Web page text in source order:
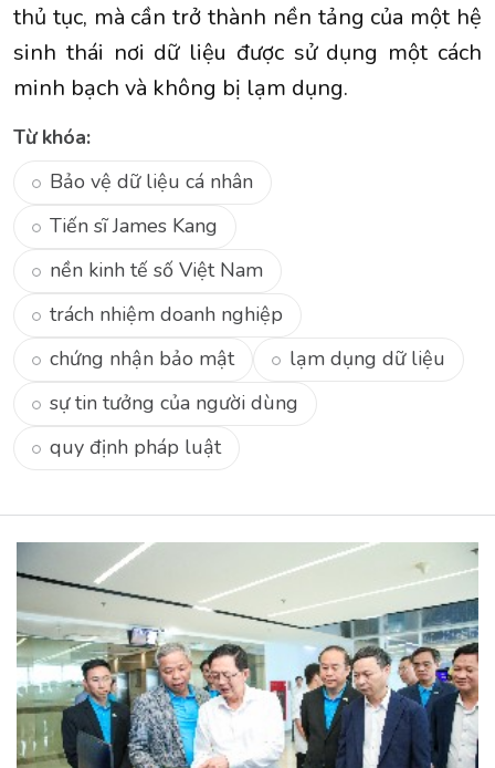
thủ tục, mà cần trở thành nền tảng của một hệ
sinh thái nơi dữ liệu được sử dụng một cách
minh bạch và không bị lạm dụng.
Từ khóa:
Bảo vệ dữ liệu cá nhân
Tiến sĩ James Kang
nền kinh tế số Việt Nam
trách nhiệm doanh nghiệp
chứng nhận bảo mật
lạm dụng dữ liệu
sự tin tưởng của người dùng
quy định pháp luật